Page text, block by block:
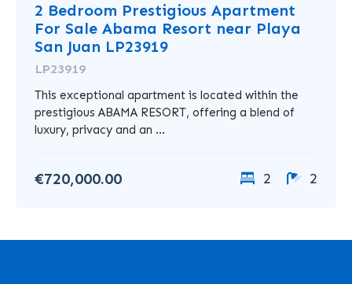
2 Bedroom Prestigious Apartment
For Sale Abama Resort near Playa
San Juan LP23919
LP23919
This exceptional apartment is located within the
prestigious ABAMA RESORT, offering a blend of
luxury, privacy and an ...
€720,000.00 2 2